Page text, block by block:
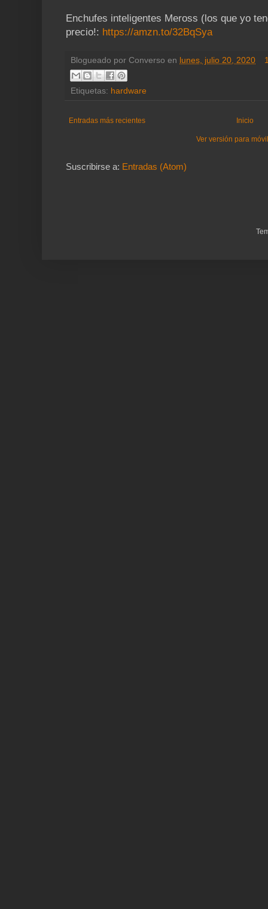
Enchufes inteligentes Meross (los que yo
precio!: https://amzn.to/32BqSya
Blogueado por Converso en lunes, julio 20, 2020
Etiquetas: hardware
Entradas más recientes Inicio
Ver versión para
Suscribirse a: Entradas (Atom)